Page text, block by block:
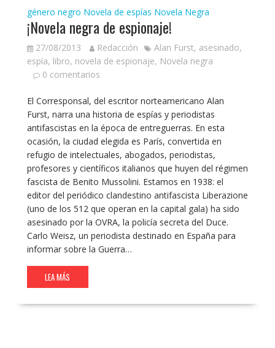
género negro Novela de espías Novela Negra
¡Novela negra de espionaje!
27/08/2013 Redacción Alan Furst, asesinado,
espía, libro, novela de espionaje, Novela negra
0 comentarios
El Corresponsal, del escritor norteamericano Alan
Furst, narra una historia de espías y periodistas
antifascistas en la época de entreguerras. En esta
ocasión, la ciudad elegida es París, convertida en
refugio de intelectuales, abogados, periodistas,
profesores y científicos italianos que huyen del régimen
fascista de Benito Mussolini. Estamos en 1938: el
editor del periódico clandestino antifascista Liberazione
(uno de los 512 que operan en la capital gala) ha sido
asesinado por la OVRA, la policía secreta del Duce.
Carlo Weisz, un periodista destinado en España para
informar sobre la Guerra…
LEA MÁS